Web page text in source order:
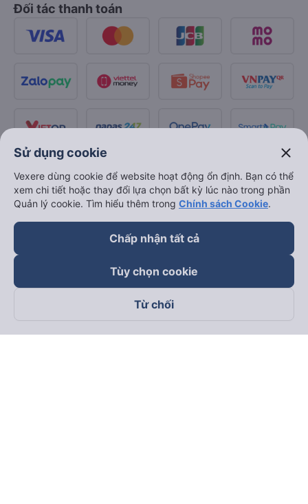
Đối tác thanh toán
Facebook Tiktok Youtube
Sử dụng cookie close
Vexere dùng cookie để website hoạt động ổn định. Bạn có thể
xem chi tiết hoặc thay đổi lựa chọn bất kỳ lúc nào trong phần
Quản lý cookie. Tìm hiểu thêm trong Chính sách Cookie.
Chấp nhận tất cả
Tùy chọn cookie
Từ chối